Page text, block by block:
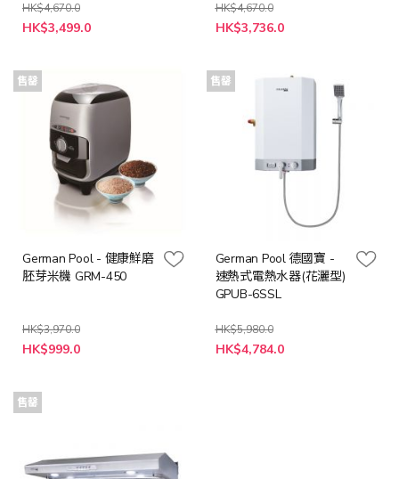
HK$4,670.0
特
殊
HK$3,499.0
HK$4,670.0
特
殊
HK$3,736.0
售罄
German Pool - 健康鮮磨
胚芽米機 GRM-450
HK$3,970.0
特
殊
HK$999.0
售罄
German Pool 德國寶 -
速熱式電熱水器(花灑型)
GPUB-6SSL
HK$5,980.0
特
殊
HK$4,784.0
售罄